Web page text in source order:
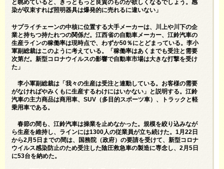
と眺めていると、きっともっと良質のものが欲しくなるでしょう。感
染が収束すれば照明器具は爆発的に売れるに違いない」
サプライチェーンの中核に位置する大手メーカーは、川上や川下の企
業と持ちつ持たれつの関係だ。江西省の自動車メーカー、江鈴汽車の
生産ラインの稼働率は現時点で、わずか50％にとどまっている。李小
軍副総裁はこのように考えている。「稼働率はあくまでも受注と需要
次第だ。新型コロナウイルスの影響で自動車市場は大きな打撃を受け
た」
李小軍副総裁は「我々の生産は受注と連動している。お客様の需要
がなければやみくもに生産するわけにはいかない」と説明する。江鈴
汽車の主力商品は商用車、SUV（多目的スポーツ車）、トラックと軽
乗用車である。
春節の間も、江鈴汽車は操業を止めなかった。規模を絞り込みなが
ら生産を維持し、ラインには1300人の従業員が立ち続けた。1月22日
から2月5日までの間は、国務院（政府）の要請を受けて、新型コロナ
ウイルス感染防止のため受注した陰圧救急車の製造に専念し、2月5日
に53台を納めた。